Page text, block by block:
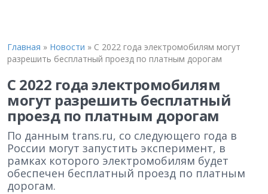
Главная » Новости » С 2022 года электромобилям могут
разрешить бесплатный проезд по платным дорогам
С 2022 года электромобилям
могут разрешить бесплатный
проезд по платным дорогам
По данным trans.ru, со следующего года в
России могут запустить эксперимент, в
рамках которого электромобилям будет
обеспечен бесплатный проезд по платным
дорогам.